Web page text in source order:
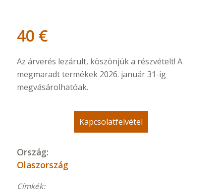
40 €
Az árverés lezárult, köszönjük a részvételt! A
megmaradt termékek 2026. január 31-ig
megvásárolhatóak.
Kapcsolatfelvétel
Ország:
Olaszország
Címkék: